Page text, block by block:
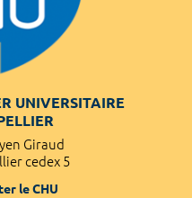
UNIVERSITAIRE
Giraud
cedex 5
le CHU